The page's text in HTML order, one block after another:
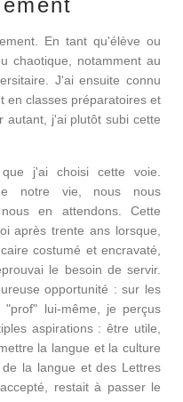
En tant qu'élève ou
chaotique, notamment au
J'ai ensuite connu
en classes préparatoires et
autant, j'ai plutôt subi cette
j'ai choisi cette voie.
notre vie, nous nous
en attendons. Cette
après trente ans lorsque,
costumé et encravaté,
le besoin de servir.
opportunité : sur les
lui-même, je perçus
aspirations : être utile,
la langue et la culture
la langue et des Lettres
restait à passer le